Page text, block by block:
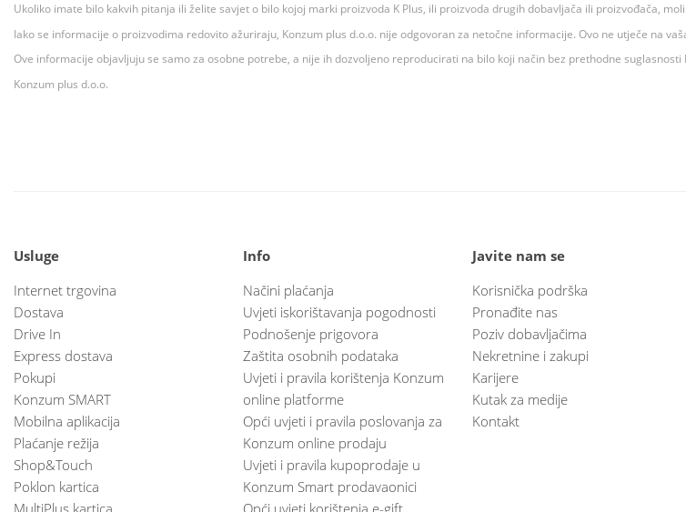
Ukoliko imate bilo kakvih pitanja ili želite savjet o bilo kojoj marki proizvoda K Plus, ili proizvoda drugih dobavljača ili proizvođača,
Iako se informacije o proizvodima redovito ažuriraju, Konzum plus d.o.o. nije odgovoran za netočne informacije. Ovo ne utječe na
Ove informacije objavljuju se samo za osobne potrebe, a nije ih dozvoljeno reproducirati na bilo koji način bez prethodne suglasnosti
Konzum plus d.o.o.
Usluge
Internet trgovina
Dostava
Drive In
Express dostava
Pokupi
Konzum SMART
Mobilna aplikacija
Plaćanje režija
Shop&Touch
Poklon kartica
MultiPlus kartica
Info
Načini plaćanja
Uvjeti iskorištavanja pogodnosti
Podnošenje prigovora
Zaštita osobnih podataka
Uvjeti i pravila korištenja Konzum
online platforme
Opći uvjeti i pravila poslovanja za
Konzum online prodaju
Uvjeti i pravila kupoprodaje u
Konzum Smart prodavaonici
Opći uvjeti korištenja e-gift
Javite nam se
Korisnička podrška
Pronađite nas
Poziv dobavljačima
Nekretnine i zakupi
Karijere
Kutak za medije
Kontakt